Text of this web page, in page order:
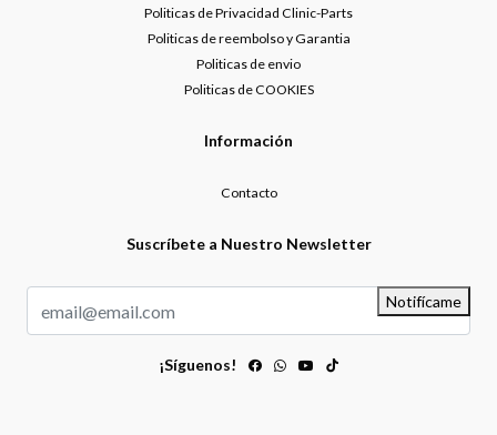
Politicas de Privacidad Clinic-Parts
Politicas de reembolso y Garantia
Politicas de envio
Politicas de COOKIES
Información
Contacto
Suscríbete a Nuestro Newsletter
Notifícame
¡Síguenos!